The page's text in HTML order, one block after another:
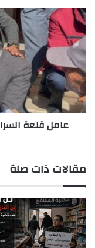
عامل
قلعة
السراغنة
يبعث
برسائل
الممارسة
الجديدة
للسلطة
عامل قلعة
مقالات ذات صلة